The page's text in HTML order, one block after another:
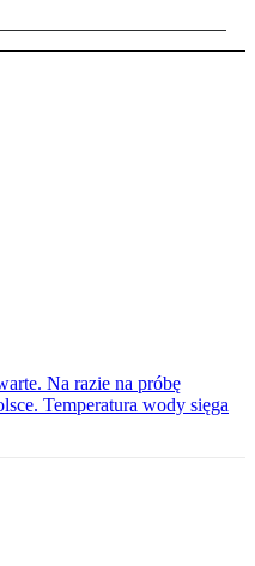
Na razie na próbę
Temperatura wody sięga